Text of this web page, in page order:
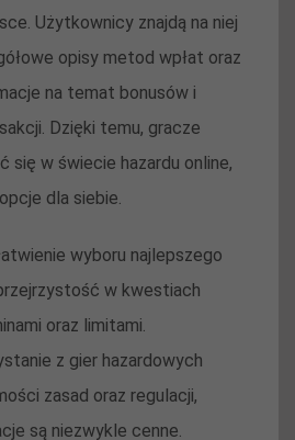
Użytkownicy znajdą na niej
opisy metod wpłat oraz
na temat bonusów i
Dzięki temu, gracze
się w świecie hazardu online,
dla siebie.
wyboru najlepszego
w kwestiach
oraz limitami.
z gier hazardowych
zasad oraz regulacji,
są niezwykle cenne.